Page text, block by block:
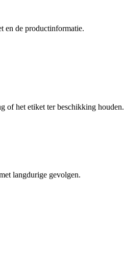
en de productinformatie.
of het etiket ter beschikking houden.
langdurige gevolgen.